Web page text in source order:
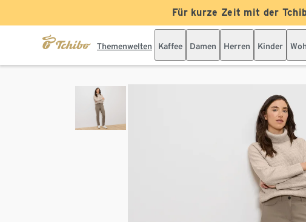
Für kurze Zeit mit der
Themenwelten Kaffee Damen Herren Kinder